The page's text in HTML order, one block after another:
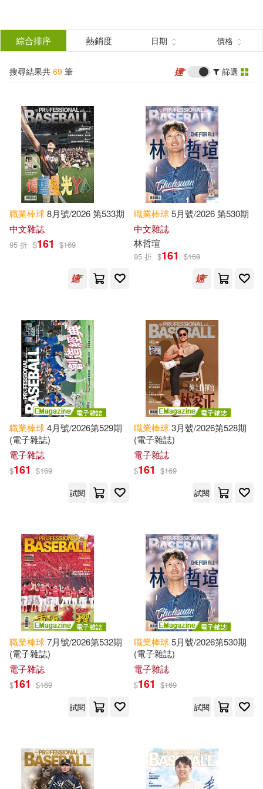
結
分類 (單選)
所有商品(69) 圖書(3)
雜誌(17) 服飾(1)
電子書(48)
作者 (可複選)
中華職業棒球大聯盟 競技組(2)
劉建偉(1)
財團法人日本職業棒球名球會(1)
出版社 (可複選)
中華職業棒球大聯盟(47)
中華職棒(14)
釀出版(2) 三榮書房(1)
希伯崙(1) 秀威資訊(1)
配送方式
可超商取貨(20)
可港澳店取(19)
綜合排序 熱銷度 日期 價格
搜尋結果共 69 筆 篩選
職業棒球8月號/2026 第533期
中文雜誌
95 折 $161 $169
職業棒球5月號/2026 第530期
中文雜誌
林哲瑄
95 折 $161 $169
職業棒球4月號/2026第529期
(電子雜誌)
電子雜誌
$161 $169
試閱
職業棒球3月號/2026第528期
(電子雜誌)
電子雜誌
$161 $169
試閱
職業棒球7月號/2026第532期
(電子雜誌)
電子雜誌
$161 $169
試閱
職業棒球5月號/2026第530期
(電子雜誌)
電子雜誌
$161 $169
試閱